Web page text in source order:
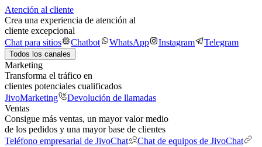
Atención al cliente
Crea una experiencia de atención al
cliente excepcional
Chat para sitios
Chatbot WhatsApp Instagram Telegram
Todos los canales
Marketing
Transforma el tráfico en
clientes potenciales cualificados
JivoMarketing
Devolución de llamadas
Ventas
Consigue más ventas, un mayor valor medio
de los pedidos y una mayor base de clientes
Teléfono empresarial de JivoChat
Chat de equipos de JivoChat